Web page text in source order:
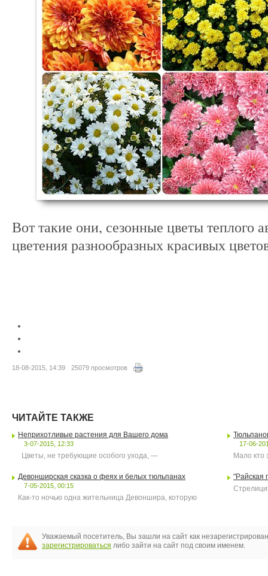
Вот такие они, сезонные цветы теплого
цветения разнообразных красивых
18-08-2015, 14:39 25079 просмотров
ЧИТАЙТЕ ТАКЖЕ
Неприхотливые растения для Вашего дома
3-07-2015, 12:33
Цветы, не требующие особого ухода, —
17-06-
Мало кто
Девонширская сказка о феях и белых тюльпанах
7-05-2015, 00:15
Как-то ночью одна жительница Девоншира, которую
"Райская
Уважаемый посетитель, Вы зашли на сайт как
зарегистрироваться либо зайти на сайт под своим именем.